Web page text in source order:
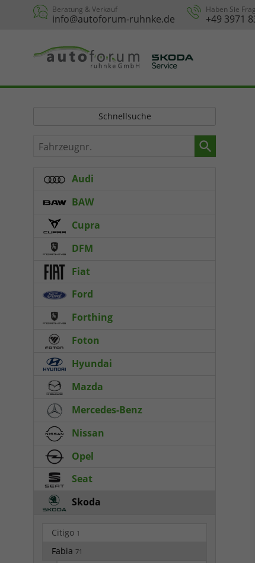
Beratung & Verkauf
info@autoforum-ruhnke.de
Haben Sie
+49 3971
Schnellsuche
Fahrzeugnr.
Audi
BAW
Cupra
DFM
Fiat
Ford
Forthing
Foton
Hyundai
Mazda
Mercedes-Benz
Nissan
Opel
Seat
Skoda
Citigo 1
Fabia 71